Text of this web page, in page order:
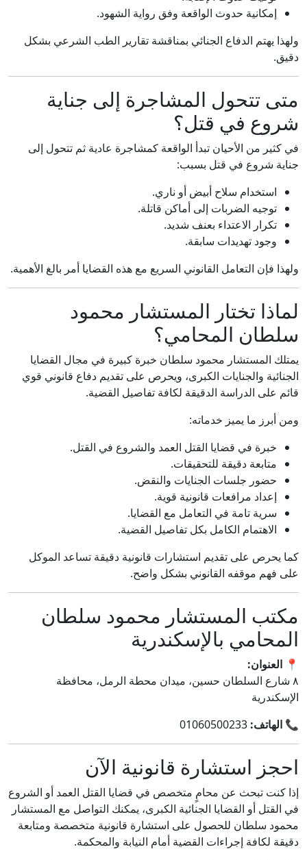
إمكانية حدوث الواقعة وفق رواية الشهود.
ولهذا يهتم الدفاع الجنائي بمناقشة تقارير الطب الشرعي بشكل
دقيق.
متى تتحول المشاجرة إلى جناية
شروع في قتل؟
في كثير من الأحيان تبدأ الواقعة كمشاجرة عادية ثم تتحول إلى
جناية شروع في قتل بسبب:
استخدام سلاح أبيض أو ناري.
توجيه الضربات إلى أماكن قاتلة.
تكرار الاعتداء بعنف شديد.
وجود تهديدات سابقة.
ولهذا فإن التعامل القانوني السريع مع هذه القضايا أمر بالغ الأهمية.
لماذا تختار المستشار محمود
سلطان المحامي؟
يمتلك المستشار محمود سلطان خبرة كبيرة في مجال القضايا
الجنائية والجنايات الكبرى، ويحرص على تقديم دفاع قانوني قوي
قائم على الدراسة الدقيقة لكافة تفاصيل القضية.
ومن أبرز ما يميز خدماته:
خبرة في قضايا القتل العمد والشروع في القتل.
متابعة دقيقة للتحقيقات.
حضور جلسات الجنايات والنقض.
إعداد مرافعات قانونية قوية.
سرية تامة في التعامل مع القضايا.
الاهتمام الكامل بكل تفاصيل القضية.
كما يحرص على تقديم استشارات قانونية دقيقة تساعد الموكل
على فهم موقفه القانوني بشكل واضح.
مكتب المستشار محمود سلطان
المحامي بالإسكندرية
📍 العنوان:
٨ شارع السلطان حسين، ميدان محطة الرمل، محافظة
الإسكندرية
📞 الهاتف:
احجز استشارة قانونية الآن
إذا كنت تبحث عن محامٍ متخصص في قضايا القتل العمد أو الشروع
في القتل أو القضايا الجنائية الكبرى، يمكنك التواصل مع المستشار
محمود سلطان للحصول على استشارة قانونية متخصصة ومتابعة
دقيقة لكافة إجراءات القضية أمام النيابة والمحكمة.